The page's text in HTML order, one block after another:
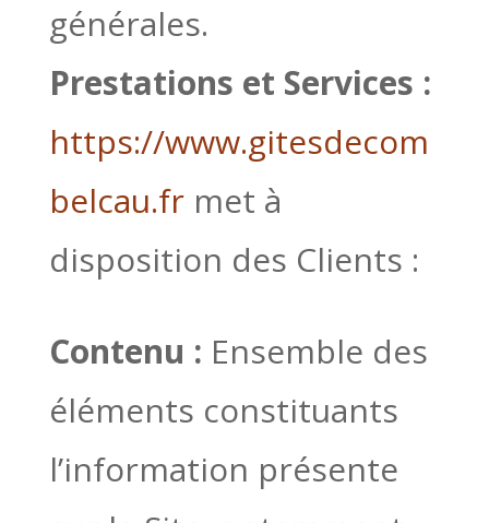
générales.
Prestations et Services :
https://www.gitesdecom
belcau.frmet à
disposition des Clients :
Contenu : Ensemble des
éléments constituants
l’information présente